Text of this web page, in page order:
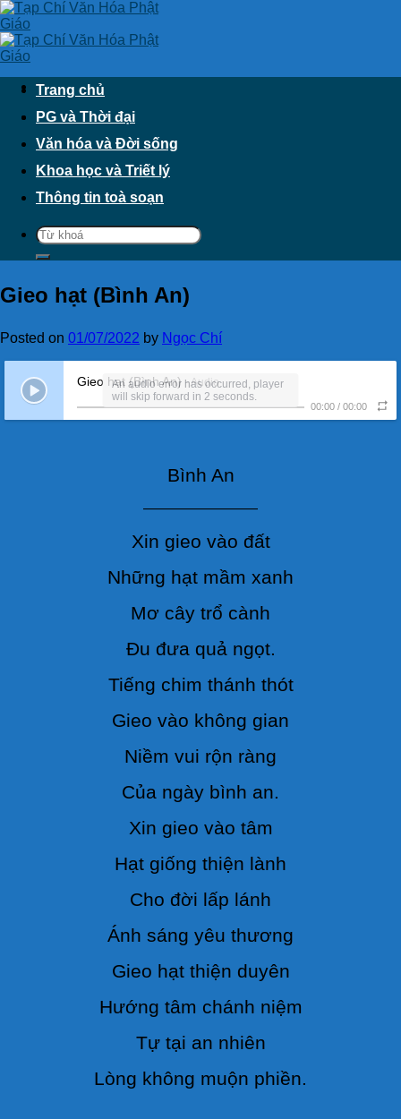
Skip
to
content
Trang chủ
PG và Thời đại
Văn hóa và Đời sống
Khoa học và Triết lý
Thông tin toà soạn
Gieo hạt (Bình An)
Posted on 01/07/2022 by Ngọc Chí
Gieo hạt (Bình An) - Audio
00:00 / 00:00
An audio error has occurred, player
will skip forward in 2 seconds.
Bình An
————————
Xin gieo vào đất
Những hạt mầm xanh
Mơ cây trổ cành
Đu đưa quả ngọt.
Tiếng chim thánh thót
Gieo vào không gian
Niềm vui rộn ràng
Của ngày bình an.
Xin gieo vào tâm
Hạt giống thiện lành
Cho đời lấp lánh
Ánh sáng yêu thương
Gieo hạt thiện duyên
Hướng tâm chánh niệm
Tự tại an nhiên
Lòng không muộn phiền.